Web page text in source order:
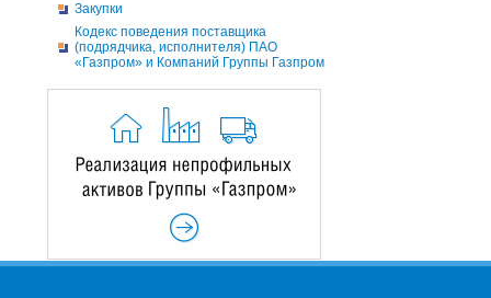
Закупки
Кодекс поведения поставщика
(подрядчика, исполнителя) ПАО
«Газпром» и Компаний Группы Газпром